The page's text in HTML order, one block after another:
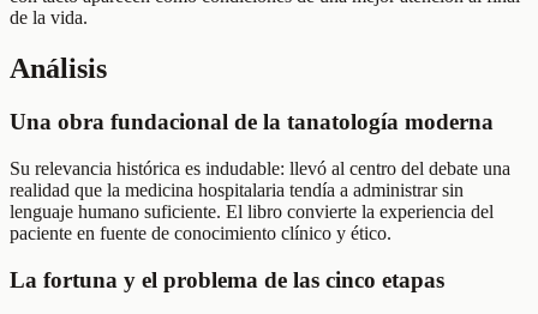
de la vida.
Análisis
Una obra fundacional de la tanatología moderna
Su relevancia histórica es indudable: llevó al centro del debate una
realidad que la medicina hospitalaria tendía a administrar sin
lenguaje humano suficiente. El libro convierte la experiencia del
paciente en fuente de conocimiento clínico y ético.
La fortuna y el problema de las cinco etapas